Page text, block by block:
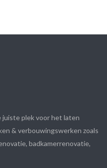
juiste plek voor het laten
& verbouwingswerken zoals
badkamerrenovatie,